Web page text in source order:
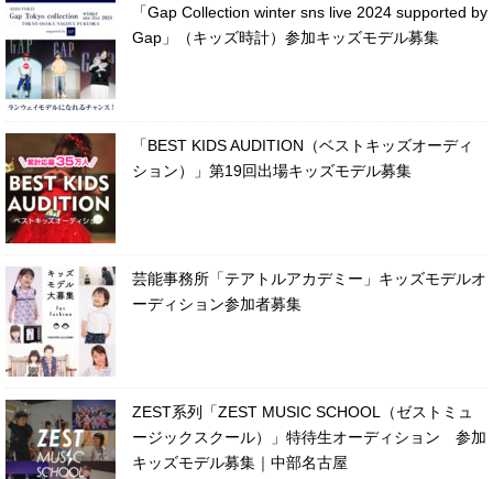
「Gap Collection winter sns live 2024 supported by
Gap」（キッズ時計）参加キッズモデル募集
「BEST KIDS AUDITION（ベストキッズオーディ
ション）」第19回出場キッズモデル募集
芸能事務所「テアトルアカデミー」キッズモデルオ
ーディション参加者募集
ZEST系列「ZEST MUSIC SCHOOL（ゼストミュ
ージックスクール）」特待生オーディション 参加
キッズモデル募集｜中部名古屋